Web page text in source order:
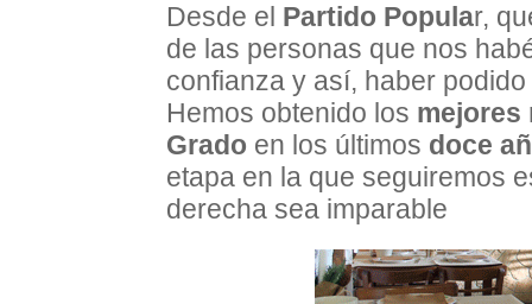
Desde el Partido Popular,
de las personas que nos
confianza y así, haber
Hemos obtenido los mejores
Grado en los últimos doce
etapa en la que seguiremos
derecha sea imparable